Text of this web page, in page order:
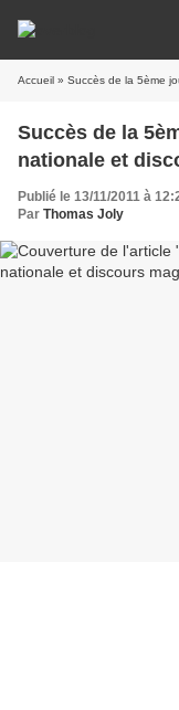
Accueil » Succès de la 5ème
Succès de la
nationale et
Publié le 13/11/2011 à
Par Thomas Joly